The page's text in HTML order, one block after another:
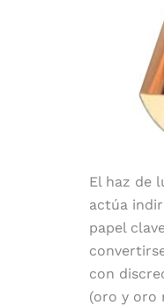
El haz de
actúa
papel
con
(oro y oro